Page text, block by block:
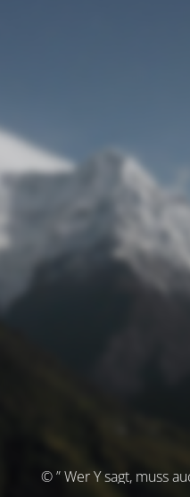
© ” Wer Y sagt, muss